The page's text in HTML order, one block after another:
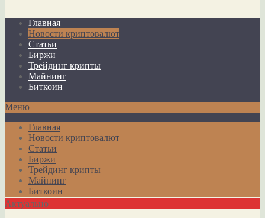
Главная
Новости криптовалют
Статьи
Биржи
Трейдинг крипты
Майнинг
Биткоин
Меню
Главная
Новости криптовалют
Статьи
Биржи
Трейдинг крипты
Майнинг
Биткоин
Актуально